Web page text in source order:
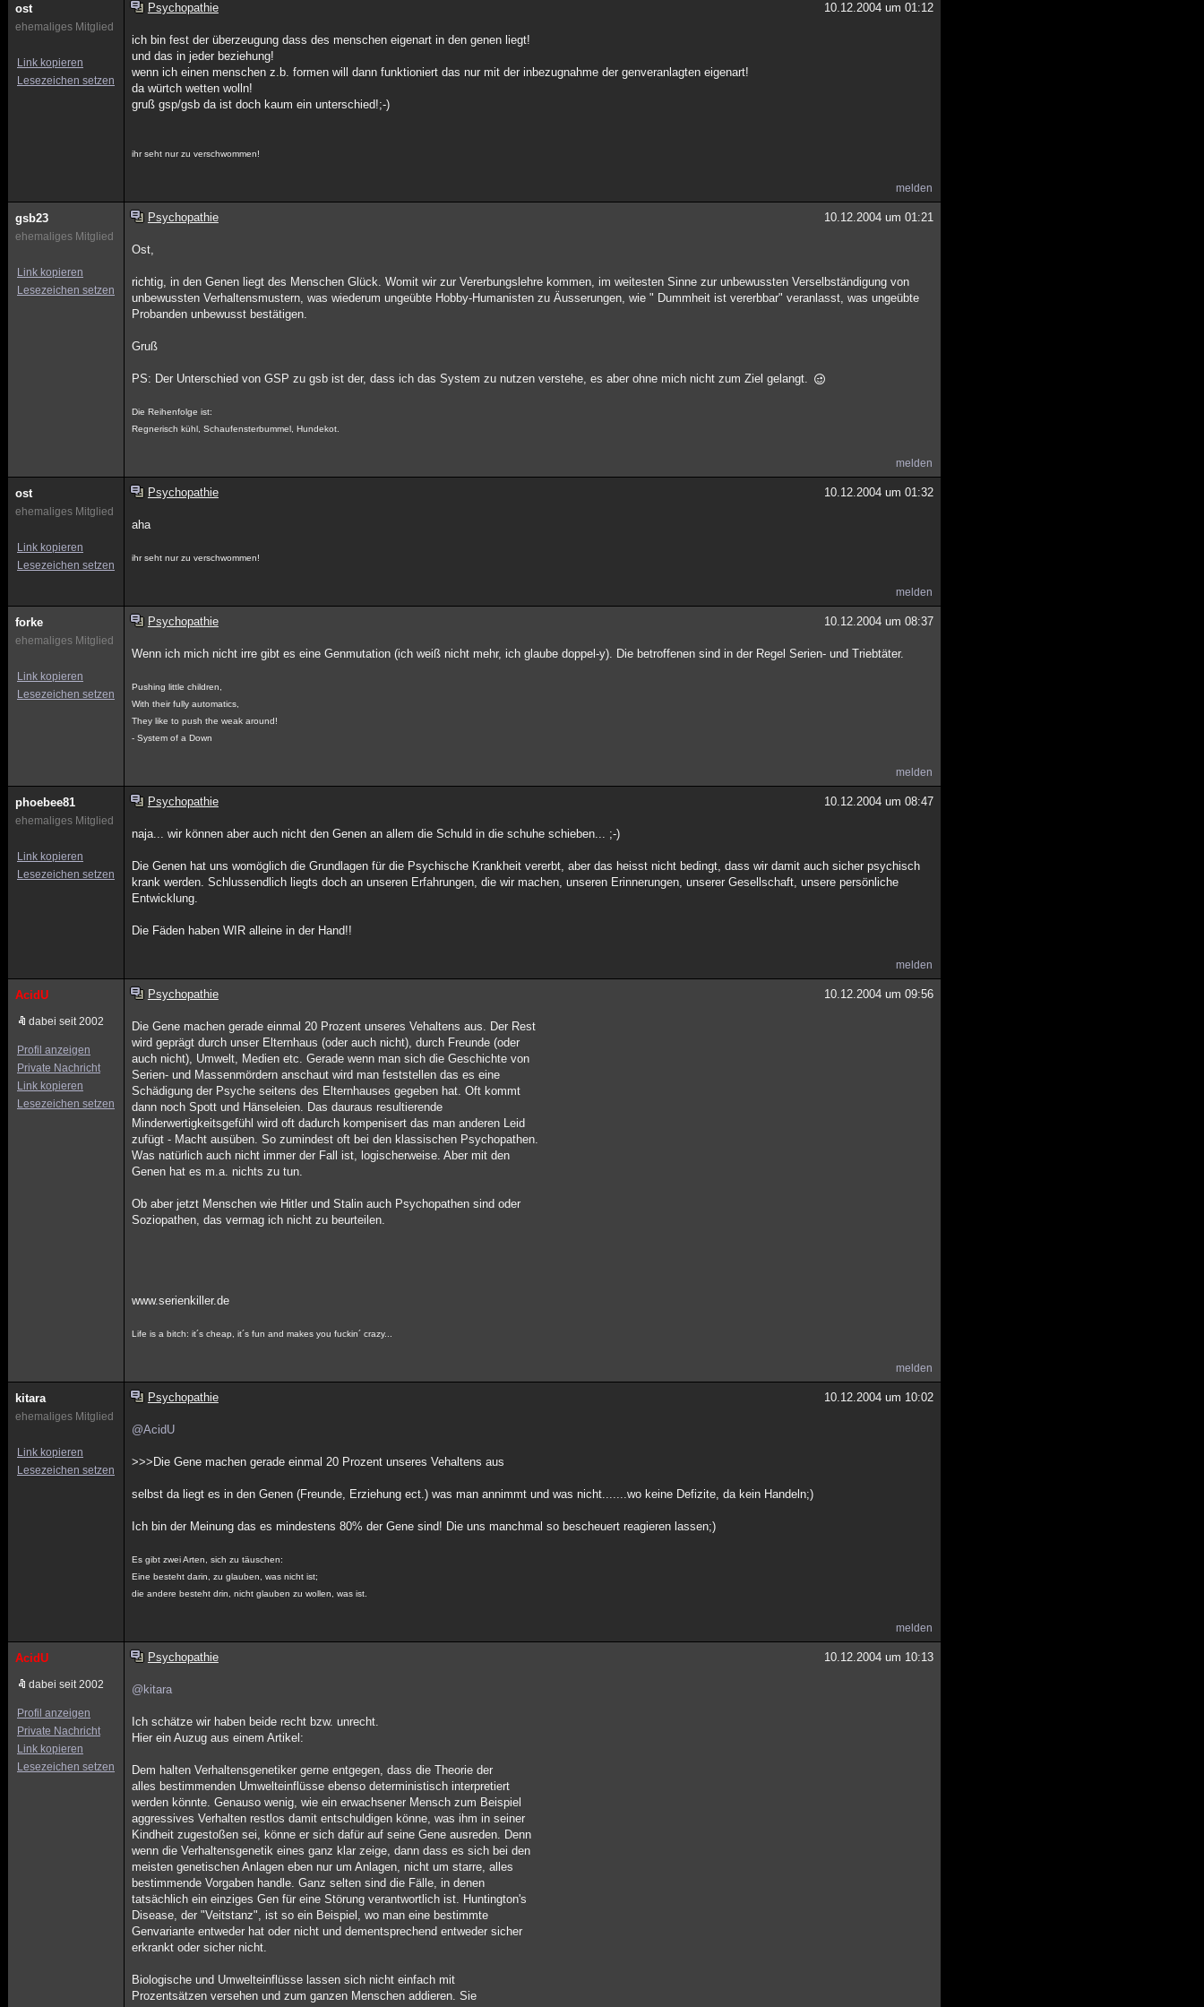
ost
ehemaliges Mitglied
Link kopieren
Lesezeichen setzen
Psychopathie 10.12.2004 um 01:12
ich bin fest der überzeugung dass des menschen eigenart in den genen liegt!
und das in jeder beziehung!
wenn ich einen menschen z.b. formen will dann funktioniert das nur mit der inbezugnahme der genveranlagten eigenart!
da würtch wetten wolln!
gruß gsp/gsb da ist doch kaum ein unterschied!;-)
ihr seht nur zu verschwommen!
melden
gsb23
ehemaliges Mitglied
Link kopieren
Lesezeichen setzen
Psychopathie 10.12.2004 um 01:21
Ost,
richtig, in den Genen liegt des Menschen Glück. Womit wir zur Vererbungslehre kommen, im weitesten Sinne zur unbewussten Verselbständigung von
unbewussten Verhaltensmustern, was wiederum ungeübte Hobby-Humanisten zu Äusserungen, wie " Dummheit ist vererbbar" veranlasst, was ungeübte
Probanden unbewusst bestätigen.
Gruß
PS: Der Unterschied von GSP zu gsb ist der, dass ich das System zu nutzen verstehe, es aber ohne mich nicht zum Ziel gelangt.
Die Reihenfolge ist:
Regnerisch kühl, Schaufensterbummel, Hundekot.
melden
ost
ehemaliges Mitglied
Link kopieren
Lesezeichen setzen
Psychopathie 10.12.2004 um 01:32
aha
ihr seht nur zu verschwommen!
melden
forke
ehemaliges Mitglied
Link kopieren
Lesezeichen setzen
Psychopathie 10.12.2004 um 08:37
Wenn ich mich nicht irre gibt es eine Genmutation (ich weiß nicht mehr, ich glaube doppel-y). Die betroffenen sind in der Regel Serien- und Triebtäter.
Pushing little children,
With their fully automatics,
They like to push the weak around!
- System of a Down
melden
phoebee81
ehemaliges Mitglied
Link kopieren
Lesezeichen setzen
Psychopathie 10.12.2004 um 08:47
naja... wir können aber auch nicht den Genen an allem die Schuld in die schuhe schieben... ;-)
Die Genen hat uns womöglich die Grundlagen für die Psychische Krankheit vererbt, aber das heisst nicht bedingt, dass wir damit auch sicher psychisch
krank werden. Schlussendlich liegts doch an unseren Erfahrungen, die wir machen, unseren Erinnerungen, unserer Gesellschaft, unsere persönliche
Entwicklung.
Die Fäden haben WIR alleine in der Hand!!
melden
AcidU
dabei seit 2002
Profil anzeigen
Private Nachricht
Link kopieren
Lesezeichen setzen
Psychopathie 10.12.2004 um 09:56
Die Gene machen gerade einmal 20 Prozent unseres Vehaltens aus. Der Rest
wird geprägt durch unser Elternhaus (oder auch nicht), durch Freunde (oder
auch nicht), Umwelt, Medien etc. Gerade wenn man sich die Geschichte von
Serien- und Massenmördern anschaut wird man feststellen das es eine
Schädigung der Psyche seitens des Elternhauses gegeben hat. Oft kommt
dann noch Spott und Hänseleien. Das dauraus resultierende
Minderwertigkeitsgefühl wird oft dadurch kompenisert das man anderen Leid
zufügt - Macht ausüben. So zumindest oft bei den klassischen Psychopathen.
Was natürlich auch nicht immer der Fall ist, logischerweise. Aber mit den
Genen hat es m.a. nichts zu tun.
Ob aber jetzt Menschen wie Hitler und Stalin auch Psychopathen sind oder
Soziopathen, das vermag ich nicht zu beurteilen.
www.serienkiller.de
Life is a bitch: it´s cheap, it´s fun and makes you fuckin´ crazy...
melden
kitara
ehemaliges Mitglied
Link kopieren
Lesezeichen setzen
Psychopathie 10.12.2004 um 10:02
@AcidU
>>>Die Gene machen gerade einmal 20 Prozent unseres Vehaltens aus
selbst da liegt es in den Genen (Freunde, Erziehung ect.) was man annimmt und was nicht.......wo keine Defizite, da kein Handeln;)
Ich bin der Meinung das es mindestens 80% der Gene sind! Die uns manchmal so bescheuert reagieren lassen;)
Es gibt zwei Arten, sich zu täuschen:
Eine besteht darin, zu glauben, was nicht ist;
die andere besteht drin, nicht glauben zu wollen, was ist.
melden
AcidU
dabei seit 2002
Profil anzeigen
Private Nachricht
Link kopieren
Lesezeichen setzen
Psychopathie 10.12.2004 um 10:13
@kitara
Ich schätze wir haben beide recht bzw. unrecht.
Hier ein Auzug aus einem Artikel:
Dem halten Verhaltensgenetiker gerne entgegen, dass die Theorie der
alles bestimmenden Umwelteinflüsse ebenso deterministisch interpretiert
werden könnte. Genauso wenig, wie ein erwachsener Mensch zum Beispiel
aggressives Verhalten restlos damit entschuldigen könne, was ihm in seiner
Kindheit zugestoßen sei, könne er sich dafür auf seine Gene ausreden. Denn
wenn die Verhaltensgenetik eines ganz klar zeige, dann dass es sich bei den
meisten genetischen Anlagen eben nur um Anlagen, nicht um starre, alles
bestimmende Vorgaben handle. Ganz selten sind die Fälle, in denen
tatsächlich ein einziges Gen für eine Störung verantwortlich ist. Huntington's
Disease, der "Veitstanz", ist so ein Beispiel, wo man eine bestimmte
Genvariante entweder hat oder nicht und dementsprechend entweder sicher
erkrankt oder sicher nicht.
Biologische und Umwelteinflüsse lassen sich nicht einfach mit
Prozentsätzen versehen und zum ganzen Menschen addieren. Sie